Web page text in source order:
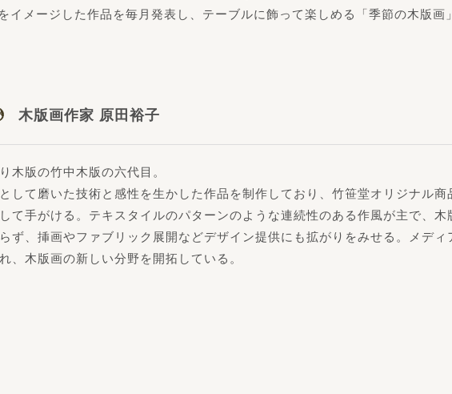
メージした作品を毎月発表し、テーブルに飾って楽しめる「季節の木版画
木版画作家 原田裕子
木版の竹中木版の六代目。
して磨いた技術と感性を生かした作品を制作しており、竹笹堂オリジナル商
て手がける。テキスタイルのパターンのような連続性のある作風が主で、木
ず、挿画やファブリック展開などデザイン提供にも拡がりをみせる。メディ
、木版画の新しい分野を開拓している。